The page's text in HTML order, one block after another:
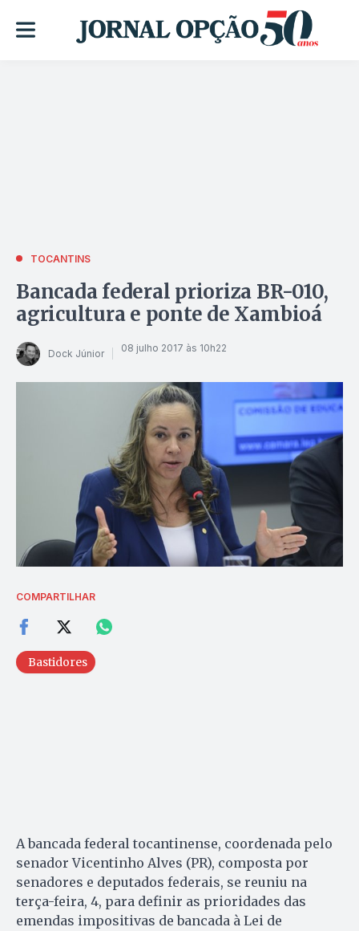
TOCANTINS
Bancada federal prioriza BR-010,
agricultura e ponte de Xambioá
Dock Júnior 08 julho 2017 às 10h22
COMPARTILHAR
Bastidores
A bancada federal tocantinense, coordenada pelo
senador Vicentinho Alves (PR), composta por
senadores e deputados federais, se reuniu na
terça-feira, 4, para definir as prioridades das
emendas impositivas de bancada à Lei de